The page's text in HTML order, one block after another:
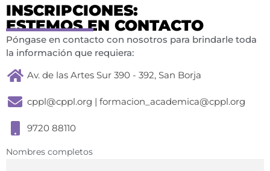
INSCRIPCIONES:
ESTEMOS EN CONTACTO
Póngase en contacto con nosotros para brindarle toda
la información que requiera:
Av. de las Artes Sur 390 - 392, San Borja
cppl@cppl.org | formacion_academica@cppl.org
9720 88110
Nombres completos